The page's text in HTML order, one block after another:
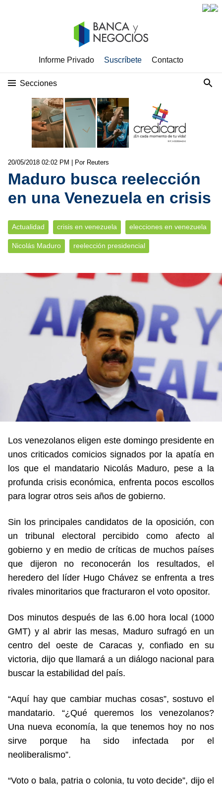
Informe Privado Suscríbete Contacto
Secciones
20/05/2018 02:02 PM | Por Reuters
Maduro busca reelección
en una Venezuela en crisis
Actualidad crisis en venezuela elecciones en venezuela
Nicolás Maduro reelección presidencial
Los venezolanos eligen este domingo presidente en
unos criticados comicios signados por la apatía en
los que el mandatario Nicolás Maduro, pese a la
profunda crisis económica, enfrenta pocos escollos
para lograr otros seis años de gobierno.
Sin los principales candidatos de la oposición, con
un tribunal electoral percibido como afecto al
gobierno y en medio de críticas de muchos países
que dijeron no reconocerán los resultados, el
heredero del líder Hugo Chávez se enfrenta a tres
rivales minoritarios que fracturaron el voto opositor.
Dos minutos después de las 6.00 hora local (1000
GMT) y al abrir las mesas, Maduro sufragó en un
centro del oeste de Caracas y, confiado en su
victoria, dijo que llamará a un diálogo nacional para
buscar la estabilidad del país.
“Aquí hay que cambiar muchas cosas”, sostuvo el
mandatario. “¿Qué queremos los venezolanos?
Una nueva economía, la que tenemos hoy no nos
sirve porque ha sido infectada por el
neoliberalismo”.
“Voto o bala, patria o colonia, tu voto decide”, dijo el